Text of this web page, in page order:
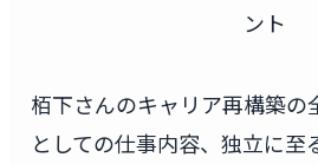
栢下さんのキャリア再構築の
としての仕事内容、独立に至